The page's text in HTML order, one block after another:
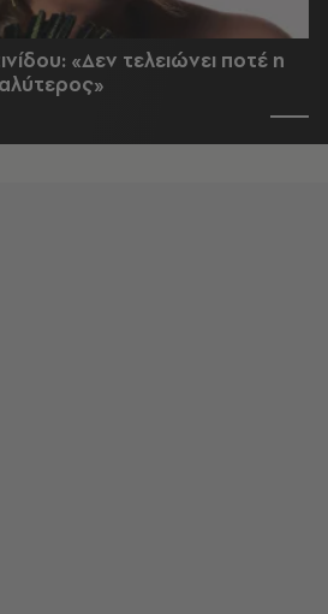
«Δεν τελειώνει ποτέ η